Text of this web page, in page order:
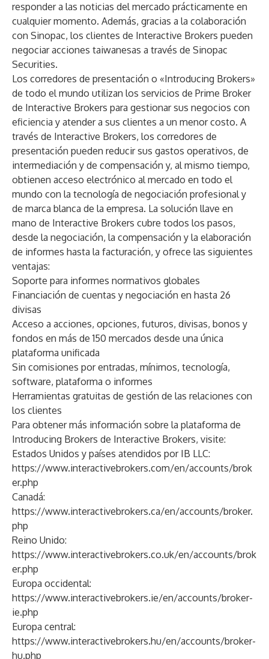
responder a las noticias del mercado prácticamente en
cualquier momento. Además, gracias a la colaboración
con Sinopac, los clientes de Interactive Brokers pueden
negociar acciones taiwanesas a través de Sinopac
Securities.
Los corredores de presentación o «Introducing Brokers»
de todo el mundo utilizan los servicios de Prime Broker
de Interactive Brokers para gestionar sus negocios con
eficiencia y atender a sus clientes a un menor costo. A
través de Interactive Brokers, los corredores de
presentación pueden reducir sus gastos operativos, de
intermediación y de compensación y, al mismo tiempo,
obtienen acceso electrónico al mercado en todo el
mundo con la tecnología de negociación profesional y
de marca blanca de la empresa. La solución llave en
mano de Interactive Brokers cubre todos los pasos,
desde la negociación, la compensación y la elaboración
de informes hasta la facturación, y ofrece las siguientes
ventajas:
Soporte para informes normativos globales
Financiación de cuentas y negociación en hasta 26
divisas
Acceso a acciones, opciones, futuros, divisas, bonos y
fondos en más de 150 mercados desde una única
plataforma unificada
Sin comisiones por entradas, mínimos, tecnología,
software, plataforma o informes
Herramientas gratuitas de gestión de las relaciones con
los clientes
Para obtener más información sobre la plataforma de
Introducing Brokers de Interactive Brokers, visite:
Estados Unidos y países atendidos por IB LLC:
https://www.interactivebrokers.com/en/accounts/brok
er.php
Canadá:
https://www.interactivebrokers.ca/en/accounts/broker.
php
Reino Unido:
https://www.interactivebrokers.co.uk/en/accounts/brok
er.php
Europa occidental:
https://www.interactivebrokers.ie/en/accounts/broker-
ie.php
Europa central:
https://www.interactivebrokers.hu/en/accounts/broker-
hu.php